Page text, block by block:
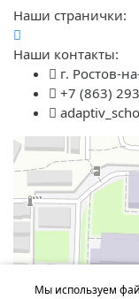
Наши странички:
Наши контакты:
г. Ростов-
+7 (863)
Мы используем